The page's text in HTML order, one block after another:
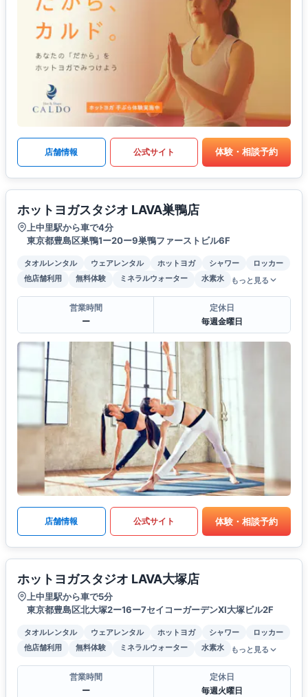
店舗情報 公式サイト 体験・相談予約
ホットヨガスタジオ LAVA巣鴨店
上中里駅から車で4分
東京都豊島区巣鴨1ー20ー9巣鴨ファーストビル6F
タオルレンタル ウェアレンタル ホットヨガ シャワー
ロッカー
他店舗利用
無料体験 ミネラルウォーター 水素水 もっと見る
営業時間
ー
定休日
毎週金曜日
店舗情報 公式サイト 体験・相談予約
ホットヨガスタジオ LAVA大塚店
上中里駅から車で5分
東京都豊島区北大塚2ー16ー7セイコーガーデンXI大塚ビル2F
タオルレンタル ウェアレンタル ホットヨガ シャワー
ロッカー
他店舗利用
無料体験 ミネラルウォーター 水素水 もっと見る
営業時間
ー
定休日
毎週火曜日